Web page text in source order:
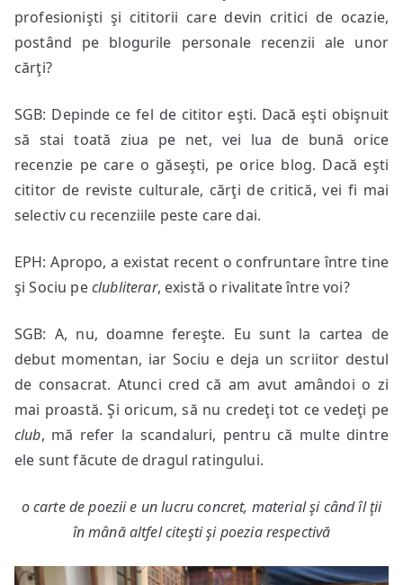
profesionişti şi cititorii care devin critici de ocazie,
postând pe blogurile personale recenzii ale unor
cărţi?
SGB: Depinde ce fel de cititor eşti. Dacă eşti obişnuit
să stai toată ziua pe net, vei lua de bună orice
recenzie pe care o găseşti, pe orice blog. Dacă eşti
cititor de reviste culturale, cărţi de critică, vei fi mai
selectiv cu recenziile peste care dai.
EPH: Apropo, a existat recent o confruntare între tine
şi Sociu peclubliterar, există o rivalitate între voi?
SGB: A, nu, doamne fereşte. Eu sunt la cartea de
debut momentan, iar Sociu e deja un scriitor destul
de consacrat. Atunci cred că am avut amândoi o zi
mai proastă. Şi oricum, să nu credeţi tot ce vedeţi pe
club, mă refer la scandaluri, pentru că multe dintre
ele sunt făcute de dragul ratingului.
o carte de poezii e un lucru concret, material şi când îl ţii
în mână altfel citeşti şi poezia respectivă